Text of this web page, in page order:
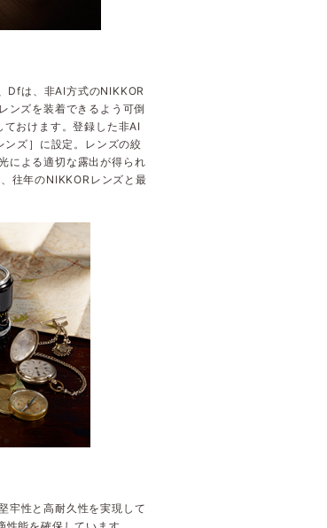
Dfは、非AI方式のNIKKOR
ンズを装着できるよう可倒
おけます。登録した非AI
ズ］に設定。レンズの絞
による適切な露出が得られ
往年のNIKKORレンズと最
牢性と高耐久性を実現して